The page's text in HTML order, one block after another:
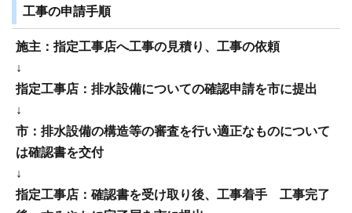
工事の申請手順
施主：指定工事店へ工事の見積り、工事の依頼
↓
指定工事店：排水設備についての確認申請を市に提出
↓
市：排水設備の構造等の審査を行い適正なものについて
は確認書を交付
↓
指定工事店：確認書を受け取り後、工事着手 工事完了